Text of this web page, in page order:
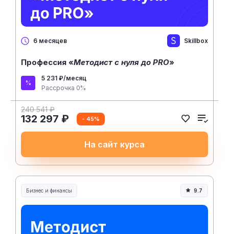
6 месяцев Skillbox
Профессия «Методист с нуля до PRO»
5 231 ₽/месяц
Рассрочка 0%
240 541 ₽
132 297 ₽ - 45%
На сайт курса
Бизнес и финансы 9.7